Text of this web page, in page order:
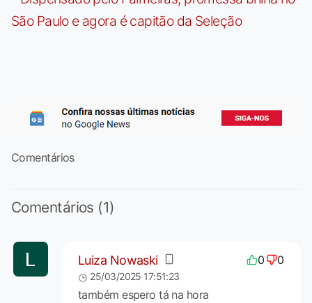
São Paulo e agora é capitão da Seleção
Comentários
Comentários (1)
Luiza Nowaski 0 0
25/03/2025 17:51:23
também espero tá na hora